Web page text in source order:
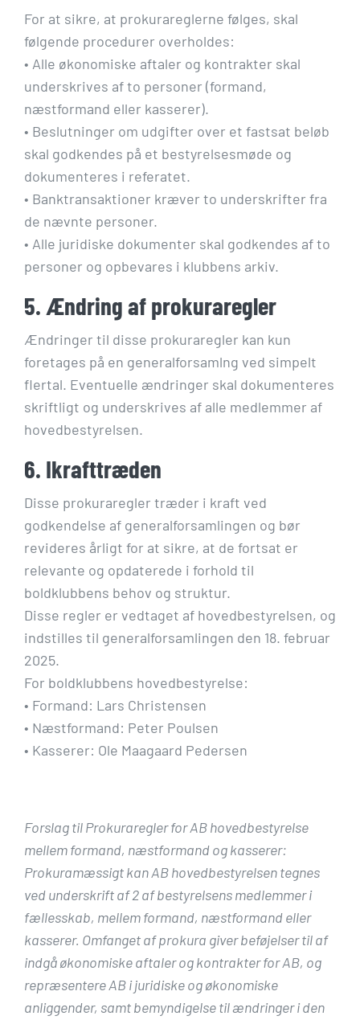
For at sikre, at prokurareglerne følges, skal
følgende procedurer overholdes:
• Alle økonomiske aftaler og kontrakter skal
underskrives af to personer (formand,
næstformand eller kasserer).
• Beslutninger om udgifter over et fastsat beløb
skal godkendes på et bestyrelsesmøde og
dokumenteres i referatet.
• Banktransaktioner kræver to underskrifter fra
de nævnte personer.
• Alle juridiske dokumenter skal godkendes af to
personer og opbevares i klubbens arkiv.
5. Ændring af prokuraregler
Ændringer til disse prokuraregler kan kun
foretages på en generalforsamlng ved simpelt
flertal. Eventuelle ændringer skal dokumenteres
skriftligt og underskrives af alle medlemmer af
hovedbestyrelsen.
6. Ikrafttræden
Disse prokuraregler træder i kraft ved
godkendelse af generalforsamlingen og bør
revideres årligt for at sikre, at de fortsat er
relevante og opdaterede i forhold til
boldklubbens behov og struktur.
Disse regler er vedtaget af hovedbestyrelsen, og
indstilles til generalforsamlingen den 18. februar
2025.
For boldklubbens hovedbestyrelse:
• Formand: Lars Christensen
• Næstformand: Peter Poulsen
• Kasserer: Ole Maagaard Pedersen
Forslag til Prokuraregler for AB hovedbestyrelse
mellem formand, næstformand og kasserer:
Prokuramæssigt kan AB hovedbestyrelsen tegnes
ved underskrift af 2 af bestyrelsens medlemmer i
fællesskab, mellem formand, næstformand eller
kasserer. Omfanget af prokura giver beføjelser til af
indgå økonomiske aftaler og kontrakter for AB, og
repræsentere AB i juridiske og økonomiske
anliggender, samt bemyndigelse til ændringer i den